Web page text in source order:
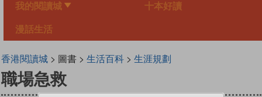
我的閱讀城 十本好讀
漫話生活
香港閱讀城> 圖書 > 生活百科> 生涯規劃
職場急救